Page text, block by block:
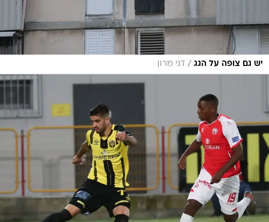
יש גם צופה על הגג / דני מרון